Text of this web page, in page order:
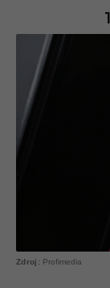
Profimedia